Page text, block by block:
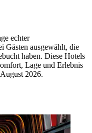
echter
Gästen ausgewählt, die
haben. Diese Hotels
Lage und Erlebnis
2026.